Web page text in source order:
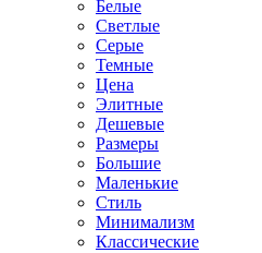
Белые
Светлые
Серые
Темные
Цена
Элитные
Дешевые
Размеры
Большие
Маленькие
Стиль
Минимализм
Классические